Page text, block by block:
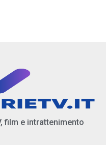
film e intrattenimento